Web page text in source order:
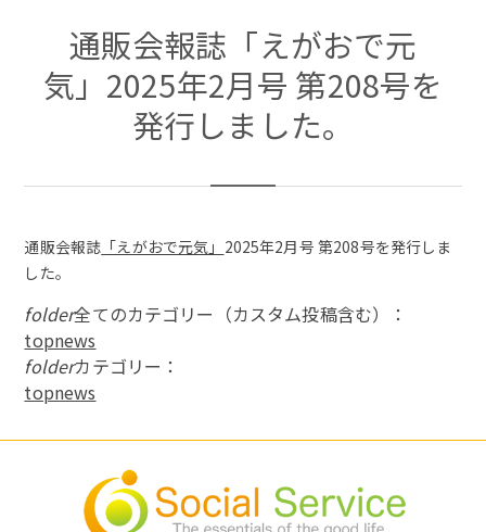
通販会報誌「えがおで元
気」2025年2月号 第208号を
発行しました。
通販会報誌 「えがおで元気」 2025年2月号 第208号を発行しま
した。
folder全てのカテゴリー（カスタム投稿含む）：
topnews
folderカテゴリー：
topnews